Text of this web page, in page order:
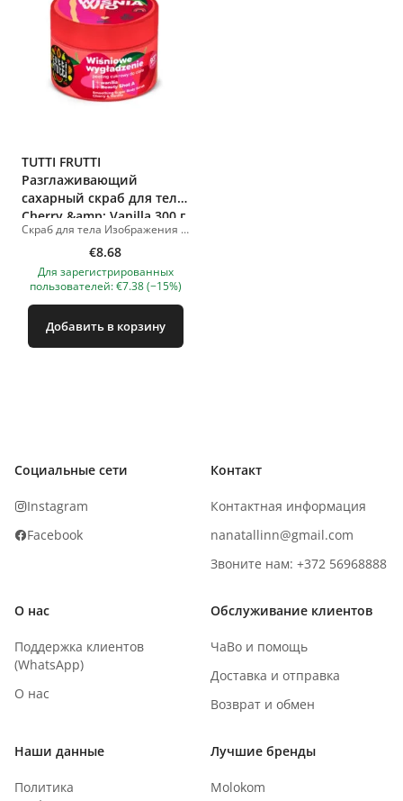
TUTTI FRUTTI
Разглаживающий
сахарный скраб для тела
Cherry &amp; Vanilla 300 г
Скраб для тела Изображения продуктов носят иллюстративный характер. Если у вас есть какие-либо вопросы, мы всегда ждем вашего письма nanatallinn@gmail.com
€8.68
Для зарегистрированных
пользователей: €7.38 (−15%)
Добавить в корзину
Социальные сети
Instagram
Facebook
Контакт
Контактная информация
nanatallinn@gmail.com
Звоните нам: +372 56968888
О нас
Поддержка клиентов
(WhatsApp)
О нас
Обслуживание клиентов
ЧаВо и помощь
Доставка и отправка
Возврат и обмен
Наши данные
Политика
Лучшие бренды
Molokom